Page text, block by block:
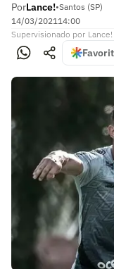
PorLance!•Santos (SP)
14/03/202114:00
Supervisionado por Lance!